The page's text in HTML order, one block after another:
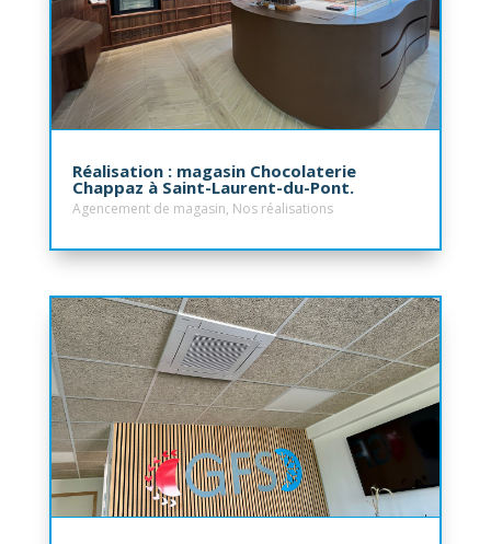
Réalisation : magasin Chocolaterie
Chappaz à Saint-Laurent-du-Pont.
Agencement de magasin, Nos réalisations